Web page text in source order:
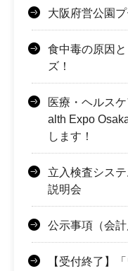
大阪府営公園
食中毒の原因
ズ！
医療・ヘルス
alth Expo
します！
立入検査シス
説明会
公示事項（会計
【受付終了】